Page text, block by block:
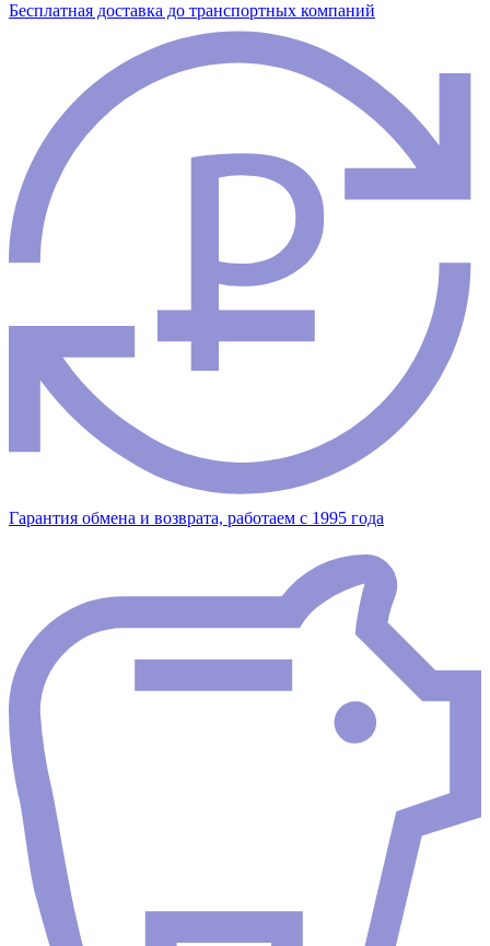
Бесплатная доставка до транспортных компаний
Гарантия обмена и возврата, работаем с 1995 года